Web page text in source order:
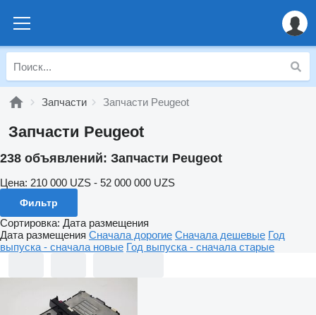
Запчасти Запчасти Peugeot
Запчасти Peugeot
238 объявлений: Запчасти Peugeot
Цена: 210 000 UZS - 52 000 000 UZS
Фильтр
Сортировка: Дата размещения
Дата размещения Сначала дорогие Сначала дешевые Год
выпуска - сначала новые Год выпуска - сначала старые